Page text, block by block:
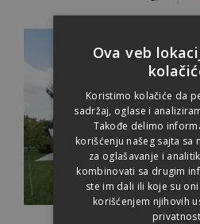
Coppo Antik
Ova veb
Koristimo kolačiće da
sadržaj, oglase i
Takođe delimo
korišćenju našeg sajta sa
za oglašavanje i
kombinovati sa drugim
ste im dali ili koje su
korišćenjem njihovih